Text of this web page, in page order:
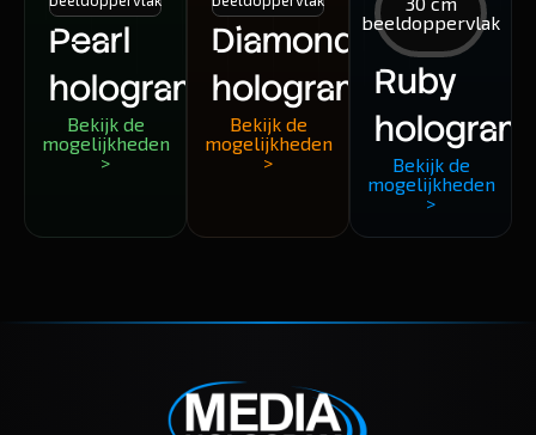
Pearl
hologram
Bekijk de
mogelijkheden
>
Diamond
hologram
Bekijk de
mogelijkheden
>
beeldoppervlak
Ruby
hologram
Bekijk de
mogelijkheden
>